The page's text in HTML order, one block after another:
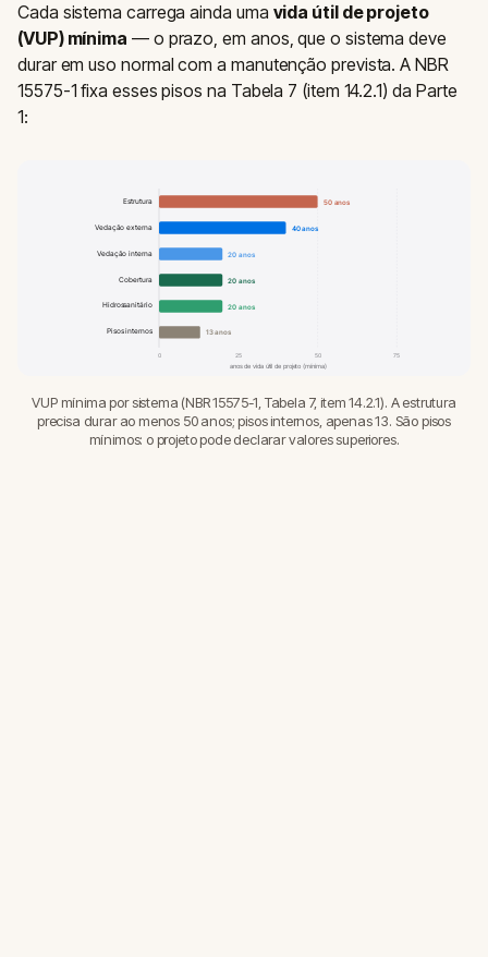
Cada sistema carrega ainda uma vida útil de projeto
(VUP) mínima — o prazo, em anos, que o sistema deve
durar em uso normal com a manutenção prevista. A NBR
15575-1 fixa esses pisos na Tabela 7 (item 14.2.1) da Parte
1:
0 25 50 75
anos de vida útil de projeto (mínima)
Estrutura
Vedação externa
Vedação interna
Cobertura
Hidrossanitário
Pisos internos
50 anos
40 anos
20 anos
20 anos
20 anos
13 anos
VUP mínima por sistema (NBR 15575-1, Tabela 7, item 14.2.1). A estrutura
precisa durar ao menos 50 anos; pisos internos, apenas 13. São pisos
mínimos: o projeto pode declarar valores superiores.